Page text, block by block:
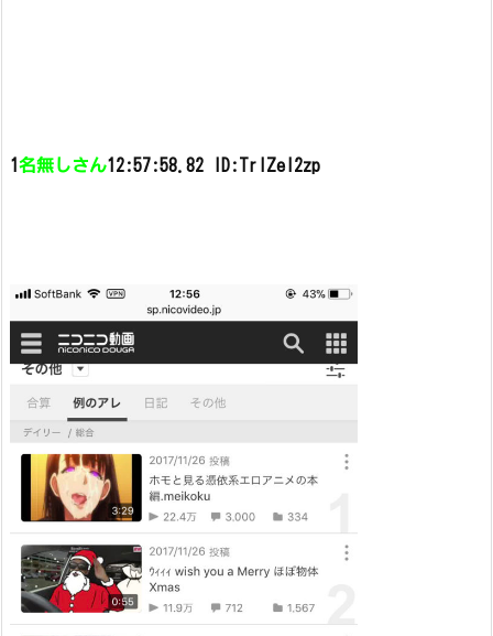
1 名無しさん12:57:58.82 ID:TrlZel2zp